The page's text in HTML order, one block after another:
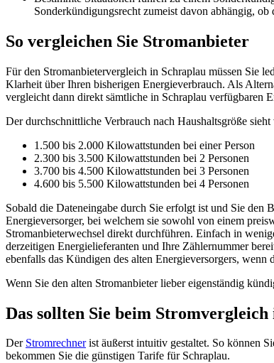
Sonderkündigungsrecht zumeist davon abhängig,
So vergleichen Sie Stromanbieter
Für den Stromanbietervergleich in Schraplau müssen Sie
Klarheit über Ihren bisherigen Energieverbrauch. Als
vergleicht dann direkt sämtliche in Schraplau verfügbaren
Der durchschnittliche Verbrauch nach Haushaltsgröße
1.500 bis 2.000 Kilowattstunden bei einer Person
2.300 bis 3.500 Kilowattstunden bei 2 Personen
3.700 bis 4.500 Kilowattstunden bei 3 Personen
4.600 bis 5.500 Kilowattstunden bei 4 Personen
Sobald die Dateneingabe durch Sie erfolgt ist und Sie den
Energieversorger, bei welchem sie sowohl von einem
Stromanbieterwechsel direkt durchführen. Einfach in
derzeitigen Energielieferanten und Ihre Zählernummer
ebenfalls das Kündigen des alten Energieversorgers, wenn
Wenn Sie den alten Stromanbieter lieber eigenständig
Das sollten Sie beim
Der Stromrechnerist äußerst intuitiv gestaltet. So können
bekommen Sie die günstigen Tarife für Schraplau.